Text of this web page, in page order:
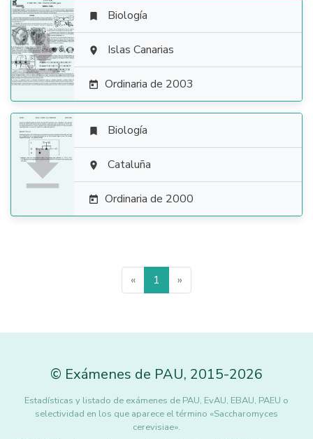

 Biología
 Islas Canarias
 Ordinaria de 2003

 Biología
 Cataluña
 Ordinaria de 2000
« 1 »
© Exámenes de PAU, 2015-2026
Estadísticas y listado de exámenes de PAU, EvAU, EBAU, PAEU o
selectividad en los que aparece el término «Saccharomyces
cerevisiae».